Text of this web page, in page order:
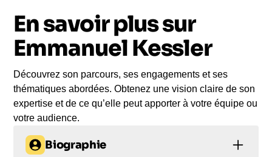
Le jour de la conférence, l’intervenant se
rend sur votre évènement pour une prise de
parole impactante, engageante et sur-mesure
En savoir plus sur
Emmanuel Kessler
Découvrez son parcours, ses engagements et ses
thématiques abordées. Obtenez une vision claire de son
expertise et de ce qu’elle peut apporter à votre équipe ou
votre audience.
Biographie